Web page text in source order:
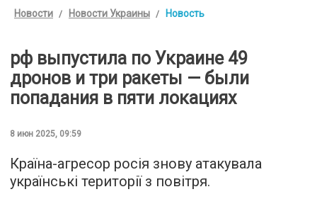
Новости Новости Украины Новость
рф выпустила по Украине 49
дронов и три ракеты — были
попадания в пяти локациях
8 июн 2025, 09:59
Країна-агресор росія знову атакувала
українські території з повітря.